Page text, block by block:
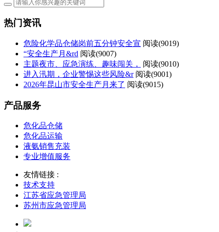
热门资讯
危险化学品仓储岗前五分钟安全宣 阅读(9019)
“安全生产月&rd 阅读(9007)
主题夜市、应急演练、趣味闯关，
阅读(9010)
进入汛期，企业警惕这些风险&r 阅读(9001)
2026年昆山市安全生产月来了 阅读(9015)
产品服务
危化品仓储
危化品运输
液氨销售充装
专业增值服务
友情链接 :
技术支持
江苏省应急管理局
苏州市应急管理局